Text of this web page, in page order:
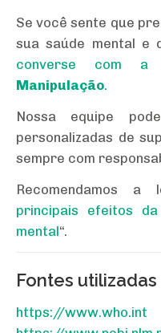
Se você sente que
sua saúde mental e
converse com a
Manipulação.
Nossa equipe
personalizadas de
sempre com
Recomendamos
principais efeitos
mental“.
Fontes utilizadas
https://www.who.int